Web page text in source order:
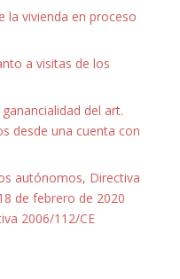
la vivienda en proceso
a visitas de los
del art.
desde una cuenta con
autónomos, Directiva
de febrero de 2020
2006/112/CE